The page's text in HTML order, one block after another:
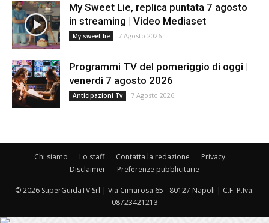
My Sweet Lie, replica puntata 7 agosto
in streaming | Video Mediaset
My sweet lie 7 Agosto 2026
Programmi TV del pomeriggio di oggi |
venerdì 7 agosto 2026
Anticipazioni Tv 7 Agosto 2026
Chi siamo Lo staff Contatta la redazione
Privacy
Disclaimer
Preferenze pubblicitarie
© 2026 SuperGuidaTV Srl | Via Cimarosa 65 - 80127 Napoli | C.F. P.Iva:
08723421213